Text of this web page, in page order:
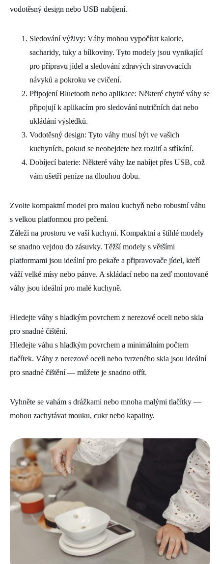
vodotěsný design nebo USB nabíjení.
Sledování výživy: Váhy mohou vypočítat kalorie,
sacharidy, tuky a bílkoviny. Tyto modely jsou vynikající
pro přípravu jídel a sledování zdravých stravovacích
návyků a pokroku ve cvičení.
Připojení Bluetooth nebo aplikace: Některé chytré váhy se
připojují k aplikacím pro sledování nutričních dat nebo
ukládání výsledků.
Vodotěsný design: Tyto váhy musí být ve vašich
kuchyních, pokud se neobejdete bez rozlití a stříkání.
Dobíjecí baterie: Některé váhy lze nabíjet přes USB, což
vám ušetří peníze na dlouhou dobu.
Zvolte kompaktní model pro malou kuchyň nebo robustní váhu
s velkou platformou pro pečení.
Záleží na prostoru ve vaší kuchyni. Kompaktní a štíhlé modely
se snadno vejdou do zásuvky. Těžší modely s většími
platformami jsou ideální pro pekaře a připravovače jídel, kteří
váží velké mísy nebo pánve. A skládací nebo na zeď montované
váhy jsou ideální pro malé kuchyně.
Hledejte váhy s hladkým povrchem z nerezové oceli nebo skla
pro snadné čištění.
Hledejte váhu s hladkým povrchem a minimálním počtem
tlačítek. Váhy z nerezové oceli nebo tvrzeného skla jsou ideální
pro snadné čištění ― můžete je snadno otřít.
Vyhněte se vahám s drážkami nebo mnoha malými tlačítky ―
mohou zachytávat mouku, cukr nebo kapaliny.